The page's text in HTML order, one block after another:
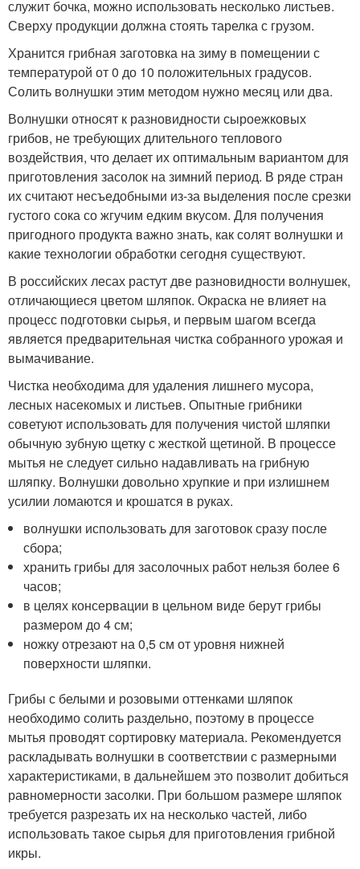
служит бочка, можно использовать несколько листьев.
Сверху продукции должна стоять тарелка с грузом.
Хранится грибная заготовка на зиму в помещении с
температурой от 0 до 10 положительных градусов.
Солить волнушки этим методом нужно месяц или два.
Волнушки относят к разновидности сыроежковых
грибов, не требующих длительного теплового
воздействия, что делает их оптимальным вариантом для
приготовления засолок на зимний период. В ряде стран
их считают несъедобными из-за выделения после срезки
густого сока со жгучим едким вкусом. Для получения
пригодного продукта важно знать, как солят волнушки и
какие технологии обработки сегодня существуют.
В российских лесах растут две разновидности волнушек,
отличающиеся цветом шляпок. Окраска не влияет на
процесс подготовки сырья, и первым шагом всегда
является предварительная чистка собранного урожая и
вымачивание.
Чистка необходима для удаления лишнего мусора,
лесных насекомых и листьев. Опытные грибники
советуют использовать для получения чистой шляпки
обычную зубную щетку с жесткой щетиной. В процессе
мытья не следует сильно надавливать на грибную
шляпку. Волнушки довольно хрупкие и при излишнем
усилии ломаются и крошатся в руках.
волнушки использовать для заготовок сразу после
сбора;
хранить грибы для засолочных работ нельзя более 6
часов;
в целях консервации в цельном виде берут грибы
размером до 4 см;
ножку отрезают на 0,5 см от уровня нижней
поверхности шляпки.
Грибы с белыми и розовыми оттенками шляпок
необходимо солить раздельно, поэтому в процессе
мытья проводят сортировку материала. Рекомендуется
раскладывать волнушки в соответствии с размерными
характеристиками, в дальнейшем это позволит добиться
равномерности засолки. При большом размере шляпок
требуется разрезать их на несколько частей, либо
использовать такое сырья для приготовления грибной
икры.